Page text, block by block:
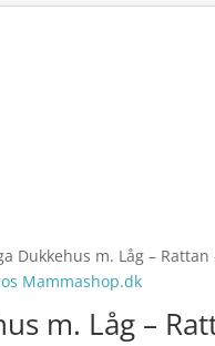
Dukkehus m. Låg –
Mammashop.dk
m. Låg –